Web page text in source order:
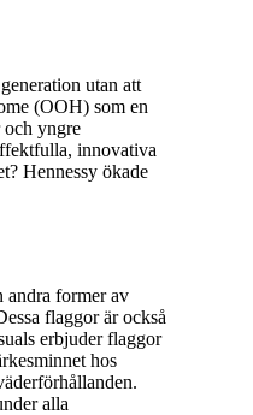
utan att
(OOH) som en
och yngre
innovativa
Hennessy ökade
andra former av
flaggor är också
erbjuder flaggor
hos
alla